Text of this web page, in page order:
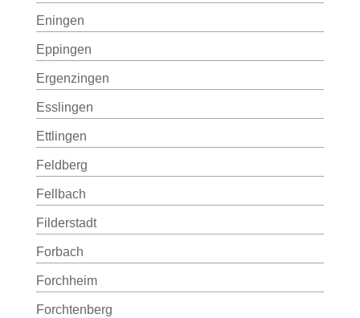
Eningen
Eppingen
Ergenzingen
Esslingen
Ettlingen
Feldberg
Fellbach
Filderstadt
Forbach
Forchheim
Forchtenberg